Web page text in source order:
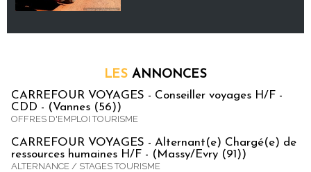
LES ANNONCES
CARREFOUR VOYAGES - Conseiller voyages H/F -
CDD - (Vannes (56))
OFFRES D'EMPLOI TOURISME
CARREFOUR VOYAGES - Alternant(e) Chargé(e) de
ressources humaines H/F - (Massy/Evry (91))
ALTERNANCE / STAGES TOURISME